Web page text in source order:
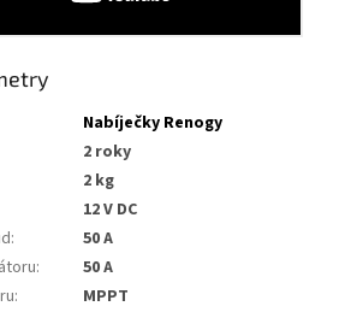
Nabíječky Renogy
2 roky
2 kg
12 V DC
:
50 A
:
50 A
:
MPPT